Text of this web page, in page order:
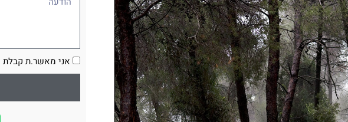
הסכמה
אני מאשר.ת קבלת